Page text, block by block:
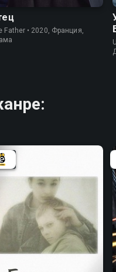
Father • 2020, Франция,